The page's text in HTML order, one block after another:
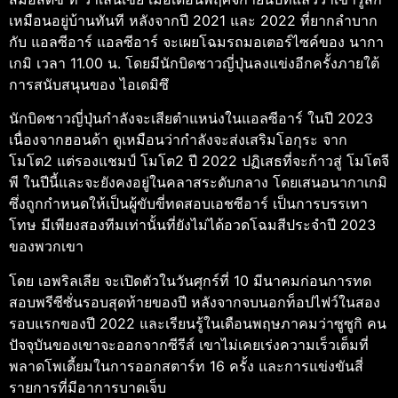
เหมือนอยู่บ้านทันที หลังจากปี 2021 และ 2022 ที่ยากลำบาก
กับ แอลซีอาร์ แอลซีอาร์ จะเผยโฉมรถมอเตอร์ไซค์ของ นากา
เกมิ เวลา 11.00 น. โดยมีนักบิดชาวญี่ปุ่นลงแข่งอีกครั้งภายใต้
การสนับสนุนของ ไอเดมิซึ
นักบิดชาวญี่ปุ่นกำลังจะเสียตำแหน่งในแอลซีอาร์ ในปี 2023
เนื่องจากฮอนด้า ดูเหมือนว่ากำลังจะส่งเสริมโอกุระ จาก
โมโต2 แต่รองแชมป์ โมโต2 ปี 2022 ปฏิเสธที่จะก้าวสู่ โมโตจี
พี ในปีนี้และจะยังคงอยู่ในคลาสระดับกลาง โดยเสนอนากาเกมิ
ซึ่งถูกกำหนดให้เป็นผู้ขับขี่ทดสอบเอชซีอาร์ เป็นการบรรเทา
โทษ มีเพียงสองทีมเท่านั้นที่ยังไม่ได้อวดโฉมสีประจำปี 2023
ของพวกเขา
โดย เอพริลเลีย จะเปิดตัวในวันศุกร์ที่ 10 มีนาคมก่อนการทด
สอบพรีซีซั่นรอบสุดท้ายของปี หลังจากจบนอกท็อปไฟว์ในสอง
รอบแรกของปี 2022 และเรียนรู้ในเดือนพฤษภาคมว่าซูซูกิ คน
ปัจจุบันของเขาจะออกจากซีรีส์ เขาไม่เคยเร่งความเร็วเต็มที่
พลาดโพเดี้ยมในการออกสตาร์ท 16 ครั้ง และการแข่งขันสี่
รายการที่มีอาการบาดเจ็บ